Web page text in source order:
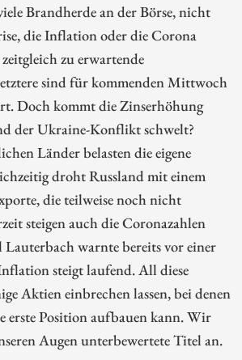
Brandherde an der Börse, nicht
die Inflation oder die Corona
zu erwartende
sind für kommenden Mittwoch
Doch kommt die Zinserhöhung
der Ukraine-Konflikt schwelt?
Länder belasten die eigene
droht Russland mit einem
die teilweise noch nicht
steigen auch die Coronazahlen
warnte bereits vor einer
steigt laufend. All diese
Aktien einbrechen lassen, bei denen
erste Position aufbauen kann. Wir
Augen unterbewertete Titel an.